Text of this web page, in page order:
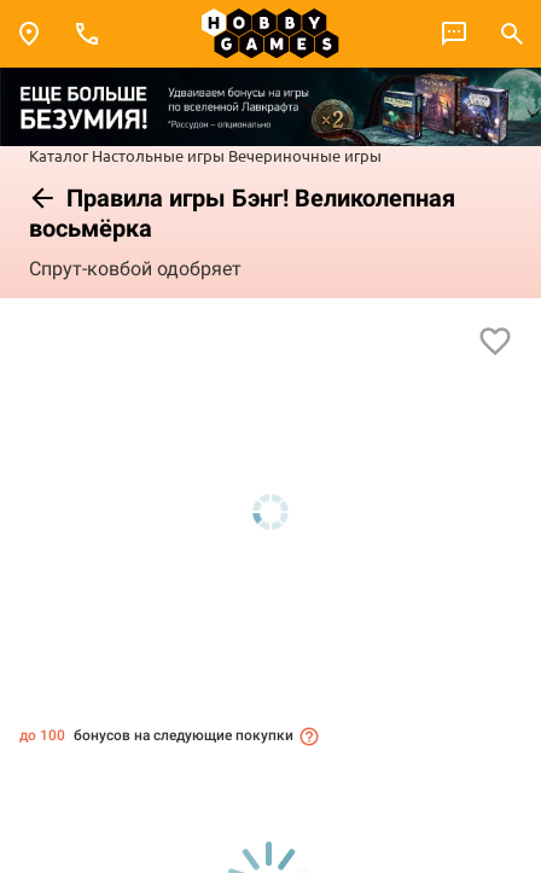
Каталог Настольные игры Вечериночные игры
Правила игры Бэнг! Великолепная
восьмёрка
Спрут-ковбой одобряет
до 100 бонусов на следующие покупки